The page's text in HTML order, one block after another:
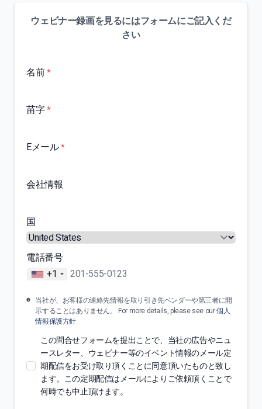
ウェビナー録画を見るにはフォームにご記入くだ
さい
名前*
苗字*
Eメール*
会社情報
国
電話番号
+1
当社が、お客様の連絡先情報を取り引き先ベンダーや第三者に開
示することはありません。 For more details, please see our個人
情報保護方針
この問合せフォームを提出ことで、当社の広告やニュ
ースレター、ウェビナー等のイベント情報のメール定
期配信をお受け取り頂くことに同意頂いたものと致し
ます。この定期配信はメールによりご依頼頂くことで
何時でも中止頂けます。